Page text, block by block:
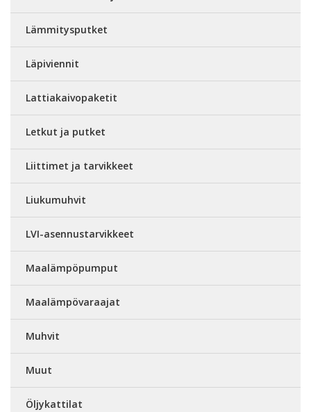
Lämmitysputket
Läpiviennit
Lattiakaivopaketit
Letkut ja putket
Liittimet ja tarvikkeet
Liukumuhvit
LVI-asennustarvikkeet
Maalämpöpumput
Maalämpövaraajat
Muhvit
Muut
Öljykattilat